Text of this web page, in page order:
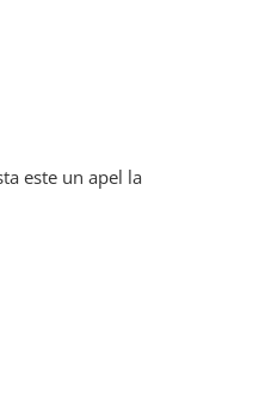
este un apel la